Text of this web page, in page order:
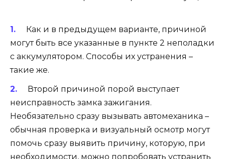
Как и в предыдущем варианте, причиной
могут быть все указанные в пункте 2 неполадки
с аккумулятором. Способы их устранения –
такие же.
Второй причиной порой выступает
неисправность замка зажигания.
Необязательно сразу вызывать автомеханика –
обычная проверка и визуальный осмотр могут
помочь сразу выявить причину, которую, при
необходимости, можно попробовать устранить